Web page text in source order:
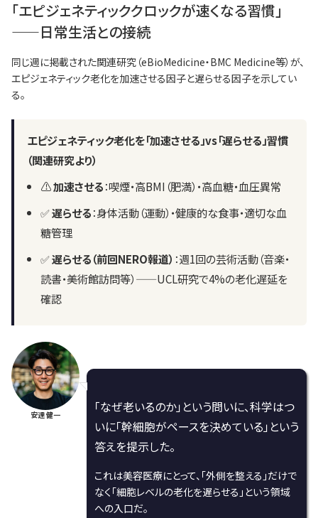
「エピジェネティッククロックが速くなる習慣」
——日常生活との接続
同じ週に掲載された関連研究（eBioMedicine・BMC Medicine等）が、
エピジェネティック老化を加速させる因子と遅らせる因子を示してい
る。
エピジェネティック老化を「加速させる」vs「遅らせる」習慣
（関連研究より）
⚠️加速させる：喫煙・高BMI（肥満）・高血糖・血圧異常
✅遅らせる：身体活動（運動）・健康的な食事・適切な血
糖管理
✅遅らせる（前回NERO報道） ：週1回の芸術活動（音楽・
読書・美術館訪問等）——UCL研究で4%の老化遅延を
確認
安達 健一
「なぜ老いるのか」という問いに、科学はつ
いに「幹細胞がペースを決めている」という
答えを提示した。
これは美容医療にとって、「外側を整える」だけで
なく「細胞レベルの老化を遅らせる」という領域
への入口だ。